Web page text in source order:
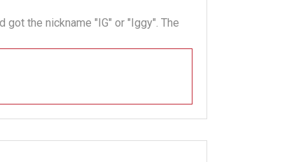
the nickname "IG" or "Iggy". The